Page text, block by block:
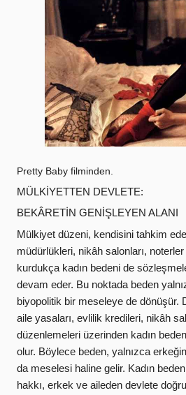
Pretty Baby filminden.
MÜLKİYETTEN DEVLETE:
BEKÂRETİN GENİŞLEYEN ALANI
Mülkiyet düzeni, kendisini tahkim
müdürlükleri, nikâh salonları,
kurdukça kadın bedeni de
devam eder. Bu noktada beden
biyopolitik bir meseleye de dönüşür.
aile yasaları, evlilik kredileri, nikâh
düzenlemeleri üzerinden kadın
olur. Böylece beden, yalnızca
da meselesi haline gelir. Kadın
hakkı, erkek ve aileden devlete